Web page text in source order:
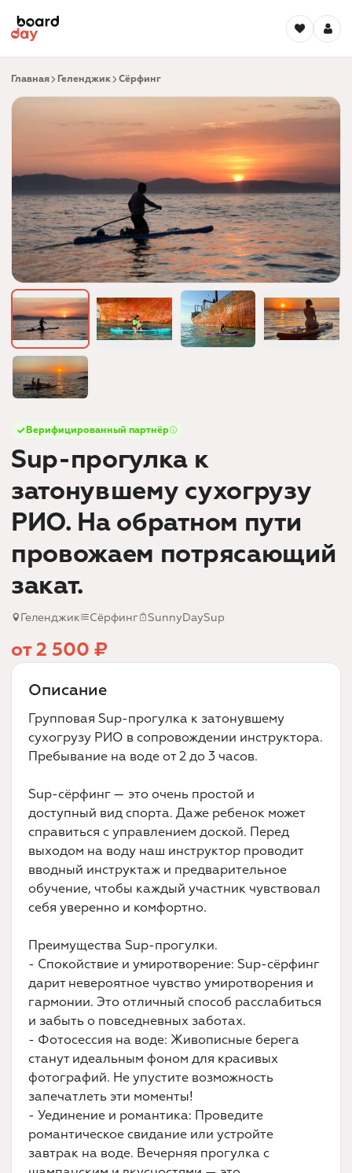
Главная Геленджик Сёрфинг
Верифицированный партнёр
Sup-прогулка к
затонувшему сухогрузу
РИО. На обратном пути
провожаем потрясающий
закат.
Геленджик Сёрфинг SunnyDaySup
от 2 500 ₽
Описание
Групповая Sup-прогулка к затонувшему
сухогрузу РИО в сопровождении инструктора.
Пребывание на воде от 2 до 3 часов.
Sup-сёрфинг — это очень простой и
доступный вид спорта. Даже ребенок может
справиться с управлением доской. Перед
выходом на воду наш инструктор проводит
вводный инструктаж и предварительное
обучение, чтобы каждый участник чувствовал
себя уверенно и комфортно.
Преимущества Sup-прогулки.
- Спокойствие и умиротворение: Sup-сёрфинг
дарит невероятное чувство умиротворения и
гармонии. Это отличный способ расслабиться
и забыть о повседневных заботах.
- Фотосессия на воде: Живописные берега
станут идеальным фоном для красивых
фотографий. Не упустите возможность
запечатлеть эти моменты!
- Уединение и романтика: Проведите
романтическое свидание или устройте
завтрак на воде. Вечерняя прогулка с